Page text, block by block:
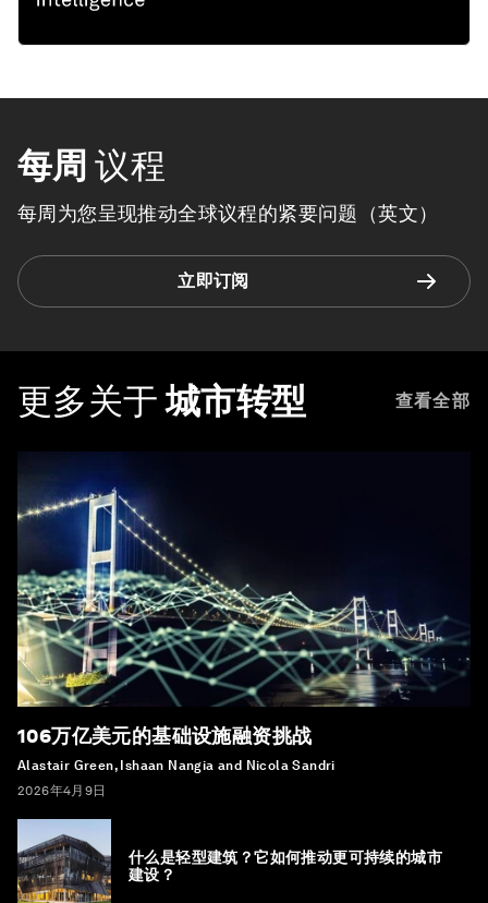
每周 议程
每周为您呈现推动全球议程的紧要问题（英文）
立即订阅
更多关于 城市转型 查看全部
106万亿美元的基础设施融资挑战
Alastair Green, Ishaan Nangia and Nicola Sandri
2026年4月9日
什么是轻型建筑？它如何推动更可持续的城市
建设？